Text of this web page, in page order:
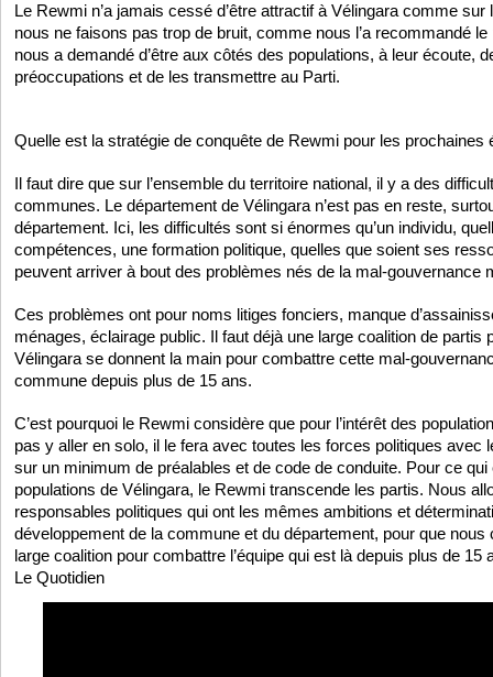
Le Rewmi n’a jamais cessé d’être attractif à Vélingara comme sur
nous ne faisons pas trop de bruit, comme nous l’a recommandé
nous a demandé d’être aux côtés des populations, à leur écoute,
préoccupations et de les transmettre au Parti.
Quelle est la stratégie de conquête de Rewmi pour les prochaines
Il faut dire que sur l’ensemble du territoire national, il y a des
communes. Le département de Vélingara n’est pas en reste,
département. Ici, les difficultés sont si énormes qu’un individu,
compétences, une formation politique, quelles que soient ses
peuvent arriver à bout des problèmes nés de la mal-gouvernance
Ces problèmes ont pour noms litiges fonciers, manque
ménages, éclairage public. Il faut déjà une large coalition de partis
Vélingara se donnent la main pour combattre cette mal-
commune depuis plus de 15 ans.
C’est pourquoi le Rewmi considère que pour l’intérêt des
pas y aller en solo, il le fera avec toutes les forces politiques avec
sur un minimum de préalables et de code de conduite. Pour ce
populations de Vélingara, le Rewmi transcende les partis. Nous
responsables politiques qui ont les mêmes ambitions et
développement de la commune et du département, pour que
large coalition pour combattre l’équipe qui est là depuis plus de 15
Le Quotidien